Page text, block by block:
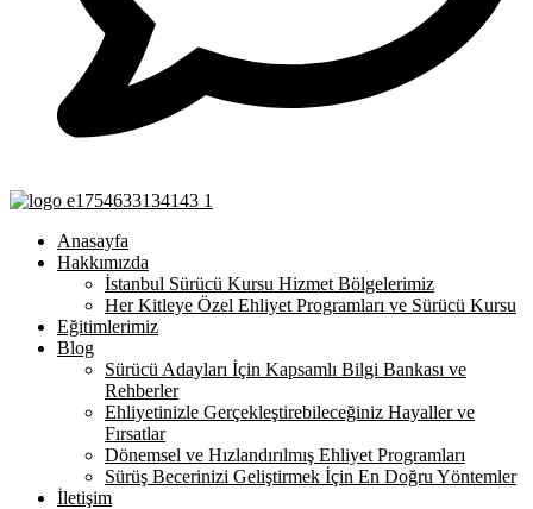
Anasayfa
Hakkımızda
İstanbul Sürücü Kursu Hizmet Bölgelerimiz
Her Kitleye Özel Ehliyet Programları ve Sürücü Kursu
Eğitimlerimiz
Blog
Sürücü Adayları İçin Kapsamlı Bilgi Bankası ve
Rehberler
Ehliyetinizle Gerçekleştirebileceğiniz Hayaller ve
Fırsatlar
Dönemsel ve Hızlandırılmış Ehliyet Programları
Sürüş Becerinizi Geliştirmek İçin En Doğru Yöntemler
İletişim